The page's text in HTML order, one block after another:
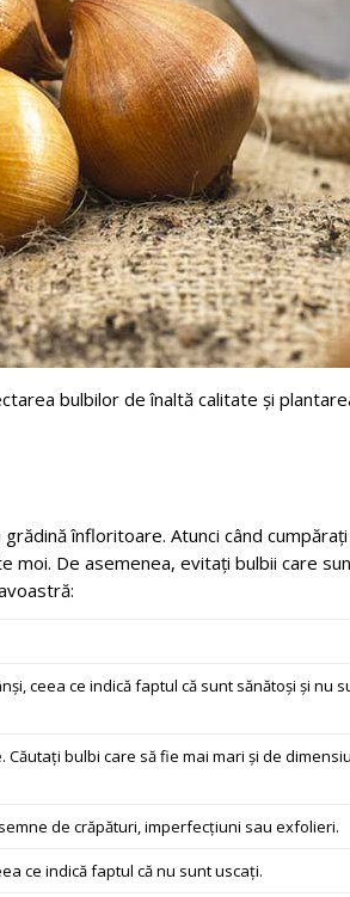
bulbilor de înaltă calitate și
înfloritoare. Atunci când
moi. De asemenea, evitați bulbii care
ceea ce indică faptul că sunt sănătoși și nu
bulbi care să fie mai mari și de
de crăpături, imperfecțiuni sau exfolieri.
ce indică faptul că nu sunt uscați.